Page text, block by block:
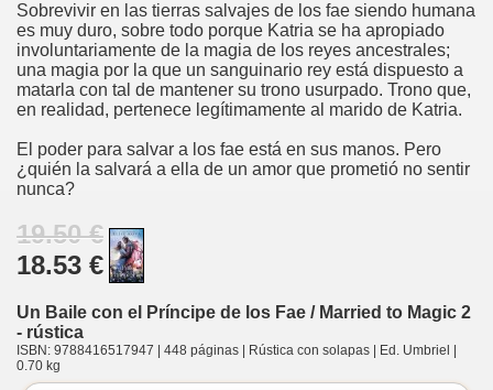
Sobrevivir en las tierras salvajes de los fae siendo humana
es muy duro, sobre todo porque Katria se ha apropiado
involuntariamente de la magia de los reyes ancestrales;
una magia por la que un sanguinario rey está dispuesto a
matarla con tal de mantener su trono usurpado. Trono que,
en realidad, pertenece legítimamente al marido de Katria.
El poder para salvar a los fae está en sus manos. Pero
¿quién la salvará a ella de un amor que prometió no sentir
nunca?
19.50 €
18.53 €
Un Baile con el Príncipe de los Fae / Married to Magic 2
- rústica
ISBN: 9788416517947 | 448 páginas | Rústica con solapas | Ed. Umbriel |
0.70 kg